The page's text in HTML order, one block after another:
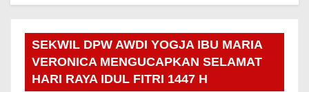
SEKWIL DPW AWDI YOGJA IBU MARIA
VERONICA MENGUCAPKAN SELAMAT
HARI RAYA IDUL FITRI 1447 H